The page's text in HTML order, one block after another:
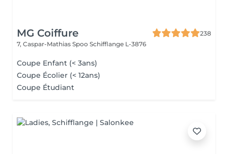
MG Coiffure
238
7, Caspar-Mathias Spoo Schifflange L-3876
Coupe Enfant (< 3ans)
Coupe Écolier (< 12ans)
Coupe Étudiant